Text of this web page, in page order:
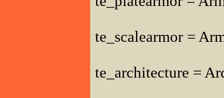
te_scalearmor =
te_architecture =